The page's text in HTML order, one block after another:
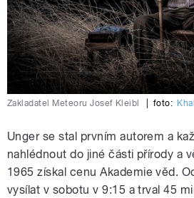
Zakladatel Meteoru Josef Kleibl foto:
Unger se stal prvním autorem a
nahlédnout do jiné části přírody a
1965 získal cenu Akademie věd.
vysílat v sobotu v 9:15 a trval 45